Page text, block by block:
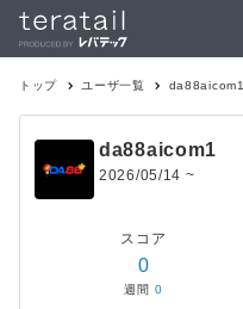
トップ ユーザ一覧 da88aicom1
da88aicom1
2026/05/14 ~
スコア
0
週間 0